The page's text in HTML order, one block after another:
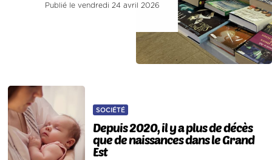
Publié le vendredi 24 avril 2026
SOCIÉTÉ
Depuis 2020, il y a plus de décès
que de naissances dans le Grand
Est